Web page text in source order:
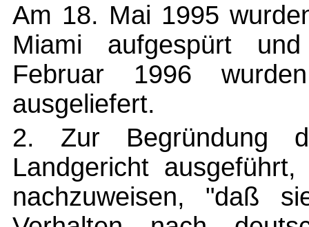
Am 18. Mai 1995
Miami aufgespürt
Februar 1996
ausgeliefert.
2. Zur Begründung
Landgericht
nachzuweisen, "daß